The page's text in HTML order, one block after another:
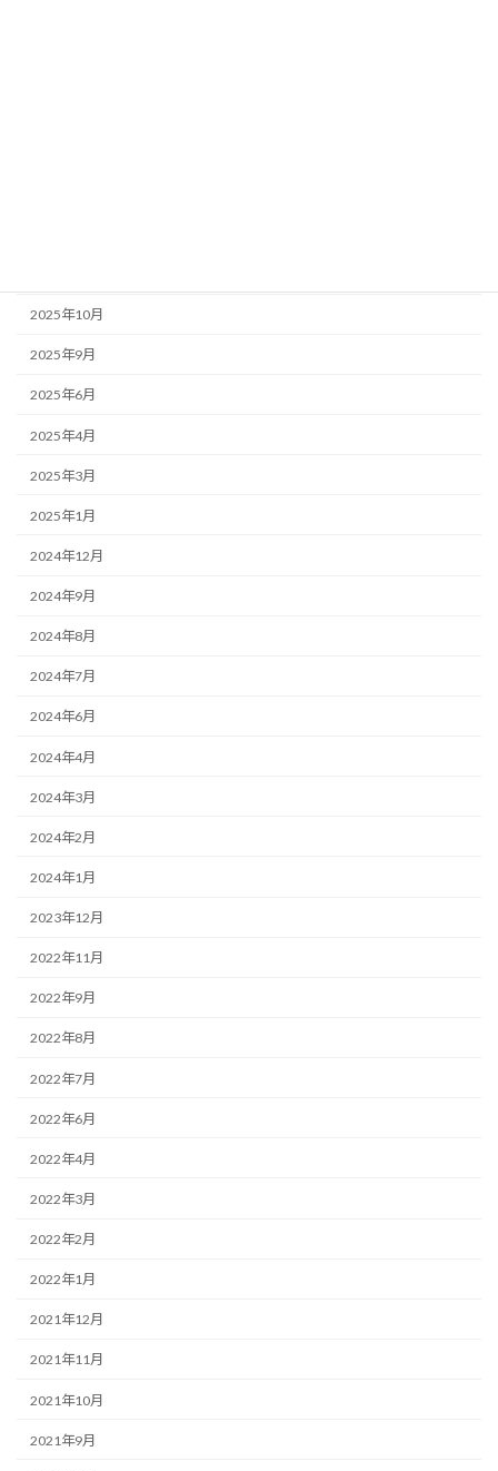
2025年10月
2025年9月
2025年6月
2025年4月
2025年3月
2025年1月
2024年12月
2024年9月
2024年8月
2024年7月
2024年6月
2024年4月
2024年3月
2024年2月
2024年1月
2023年12月
2022年11月
2022年9月
2022年8月
2022年7月
2022年6月
2022年4月
2022年3月
2022年2月
2022年1月
2021年12月
2021年11月
2021年10月
2021年9月